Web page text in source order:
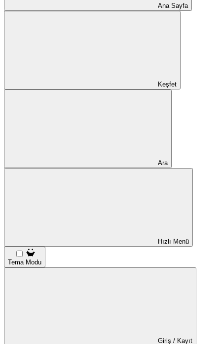
Ana Sayfa
Keşfet
Ara
Hızlı Menü
Tema Modu
Giriş / Kayıt